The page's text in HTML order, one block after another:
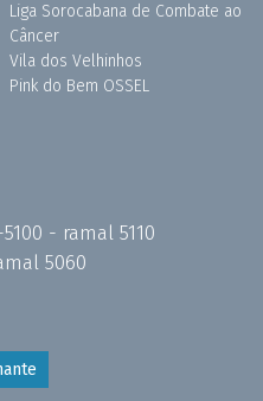
Liga Sorocabana de Combate ao
Câncer
Vila dos Velhinhos
Pink do Bem OSSEL
5100 - ramal 5110
5060